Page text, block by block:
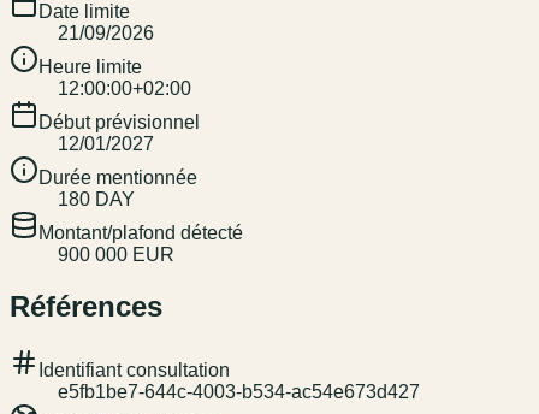
Date limite
21/09/2026
Heure limite
12:00:00+02:00
Début prévisionnel
12/01/2027
Durée mentionnée
180 DAY
Montant/plafond détecté
900 000 EUR
Références
Identifiant consultation
e5fb1be7-644c-4003-b534-ac54e673d427